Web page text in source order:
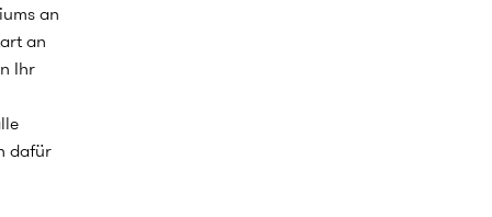
an
an
Ihr
dafür